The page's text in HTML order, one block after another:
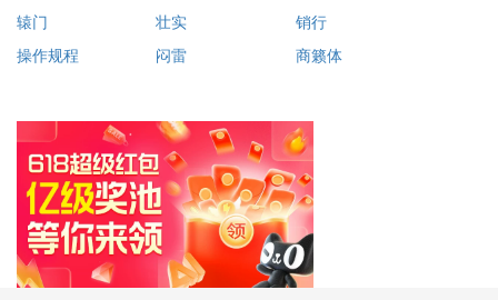
辕门
壮实
销行
操作规程
闷雷 商籁体